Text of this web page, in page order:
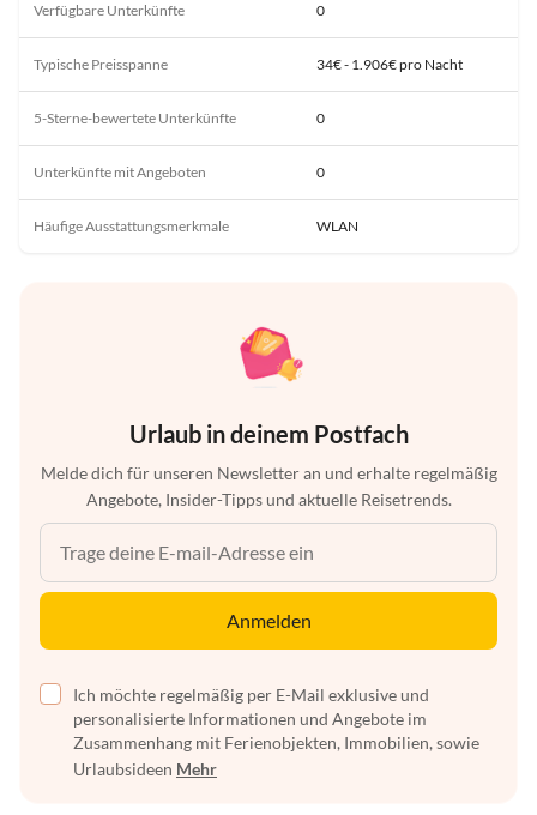
Verfügbare Unterkünfte 0
Typische Preisspanne 34€ - 1.906€ pro Nacht
5-Sterne-bewertete Unterkünfte 0
Unterkünfte mit Angeboten 0
Häufige Ausstattungsmerkmale WLAN
Urlaub in deinem Postfach
Melde dich für unseren Newsletter an und erhalte regelmäßig
Angebote, Insider-Tipps und aktuelle Reisetrends.
Anmelden
Ich möchte regelmäßig per E-Mail exklusive und
personalisierte Informationen und Angebote im
Zusammenhang mit Ferienobjekten, Immobilien, sowie
Urlaubsideen Mehr